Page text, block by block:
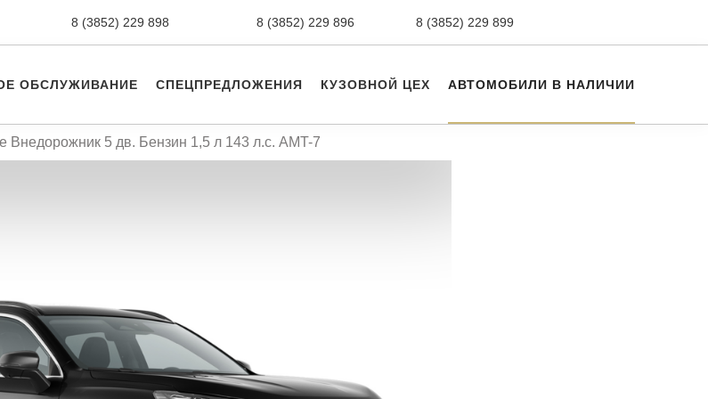
8 (3852) 229 898 8 (3852) 229 896 8 (3852) 229 899
ОБСЛУЖИВАНИЕ СПЕЦПРЕДЛОЖЕНИЯ КУЗОВНОЙ ЦЕХ АВТОМОБИЛИ В НАЛИЧИИ
Внедорожник 5 дв. Бензин 1,5 л 143 л.с. AMT-7